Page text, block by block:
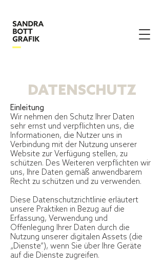
DATENSCHUTZ
Einleitung
Wir nehmen den Schutz Ihrer Daten
sehr ernst und verpflichten uns, die
Informationen, die Nutzer uns in
Verbindung mit der Nutzung unserer
Website zur Verfügung stellen, zu
schützen. Des Weiteren verpflichten wir
uns, Ihre Daten gemäß anwendbarem
Recht zu schützen und zu verwenden.
Diese Datenschutzrichtlinie erläutert
unsere Praktiken in Bezug auf die
Erfassung, Verwendung und
Offenlegung Ihrer Daten durch die
Nutzung unserer digitalen Assets (die
„Dienste“), wenn Sie über Ihre Geräte
auf die Dienste zugreifen.